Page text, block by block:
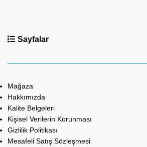
Sayfalar
Mağaza
Hakkımızda
Kalite Belgeleri
Kişisel Verilerin Korunması
Gizlilik Politikası
Mesafeli Satış Sözleşmesi